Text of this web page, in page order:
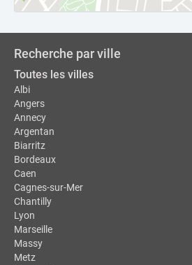
Recherche par ville
Toutes les villes
Albi
Angers
Annecy
Argentan
Biarritz
Bordeaux
Caen
Cagnes-sur-Mer
Chantilly
Lyon
Marseille
Massy
Metz